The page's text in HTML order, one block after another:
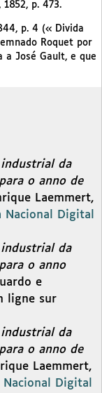
p. 473.
p. 4 (« Divida
Roquet por
a José Gault, e que
da
o anno de
Laemmert,
Nacional Digital
da
o anno
e
ligne sur
da
o anno de
Laemmert,
Digital